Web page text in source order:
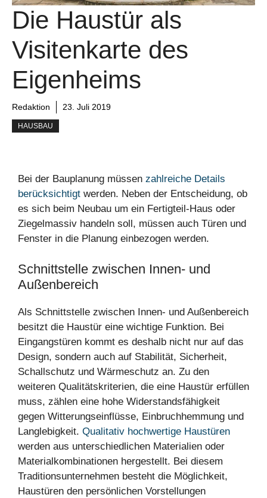
Die Haustür als
Visitenkarte des
Eigenheims
Redaktion 23. Juli 2019
HAUSBAU
Bei der Bauplanung müssen zahlreiche Details
berücksichtigt werden. Neben der Entscheidung, ob
es sich beim Neubau um ein Fertigteil-Haus oder
Ziegelmassiv handeln soll, müssen auch Türen und
Fenster in die Planung einbezogen werden.
Schnittstelle zwischen Innen- und
Außenbereich
Als Schnittstelle zwischen Innen- und Außenbereich
besitzt die Haustür eine wichtige Funktion. Bei
Eingangstüren kommt es deshalb nicht nur auf das
Design, sondern auch auf Stabilität, Sicherheit,
Schallschutz und Wärmeschutz an. Zu den
weiteren Qualitätskriterien, die eine Haustür erfüllen
muss, zählen eine hohe Widerstandsfähigkeit
gegen Witterungseinflüsse, Einbruchhemmung und
Langlebigkeit. Qualitativ hochwertige Haustüren
werden aus unterschiedlichen Materialien oder
Materialkombinationen hergestellt. Bei diesem
Traditionsunternehmen besteht die Möglichkeit,
Haustüren den persönlichen Vorstellungen